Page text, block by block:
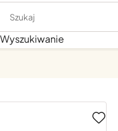
Wyszukiwanie